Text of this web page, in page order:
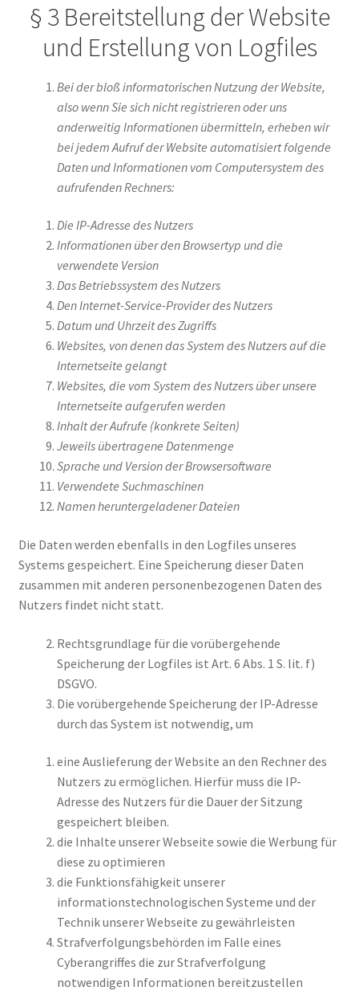
§ 3 Bereitstellung der Website
und Erstellung von Logfiles
Bei der bloß informatorischen Nutzung der Website,
also wenn Sie sich nicht registrieren oder uns
anderweitig Informationen übermitteln, erheben wir
bei jedem Aufruf der Website automatisiert folgende
Daten und Informationen vom Computersystem des
aufrufenden Rechners:
Die IP-Adresse des Nutzers
Informationen über den Browsertyp und die
verwendete Version
Das Betriebssystem des Nutzers
Den Internet-Service-Provider des Nutzers
Datum und Uhrzeit des Zugriffs
Websites, von denen das System des Nutzers auf die
Internetseite gelangt
Websites, die vom System des Nutzers über unsere
Internetseite aufgerufen werden
Inhalt der Aufrufe (konkrete Seiten)
Jeweils übertragene Datenmenge
Sprache und Version der Browsersoftware
Verwendete Suchmaschinen
Namen heruntergeladener Dateien
Die Daten werden ebenfalls in den Logfiles unseres
Systems gespeichert. Eine Speicherung dieser Daten
zusammen mit anderen personenbezogenen Daten des
Nutzers findet nicht statt.
Rechtsgrundlage für die vorübergehende
Speicherung der Logfiles ist Art. 6 Abs. 1 S. lit. f)
DSGVO.
Die vorübergehende Speicherung der IP-Adresse
durch das System ist notwendig, um
eine Auslieferung der Website an den Rechner des
Nutzers zu ermöglichen. Hierfür muss die IP-
Adresse des Nutzers für die Dauer der Sitzung
gespeichert bleiben.
die Inhalte unserer Webseite sowie die Werbung für
diese zu optimieren
die Funktionsfähigkeit unserer
informationstechnologischen Systeme und der
Technik unserer Webseite zu gewährleisten
Strafverfolgungsbehörden im Falle eines
Cyberangriffes die zur Strafverfolgung
notwendigen Informationen bereitzustellen